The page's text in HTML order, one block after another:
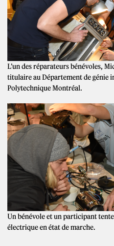
L’un des réparateurs bénévoles,
titulaire au Département de génie
Polytechnique Montréal.
Un bénévole et un participant
électrique en état de marche.